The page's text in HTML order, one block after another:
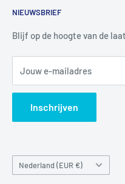
Tel:+31 6 345 30 448
Mail:info@luchtbuks.com
Informatie
Privacybeleid
Verzendbeleid
Search
NIEUWSBRIEF
Blijf op de hoogte van de
Jouw e-mailadres
Inschrijven
Land/regio
Nederland (EUR €)